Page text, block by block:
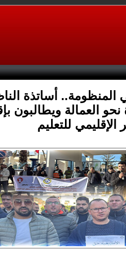
المنظومة.. أساتذة
العمالة ويطالبون
الإقليمي للتعليم